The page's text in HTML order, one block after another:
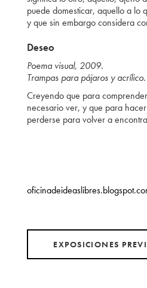
puede domesticar, aquello a lo
y que sin embargo considera
Deseo
Poema visual, 2009.
Trampas para pájaros y
Creyendo que para
necesario ver, y que para
perderse para volver a
EXPOSICIONES